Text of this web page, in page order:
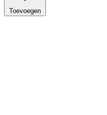
Toevoegen